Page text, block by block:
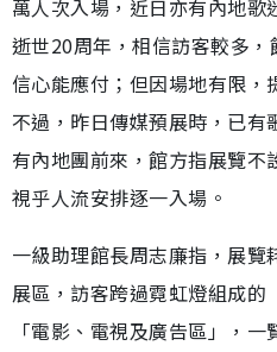
萬人次入場，近日亦有內地
逝世20周年，相信訪客較多
信心能應付；但因場地有限，
不過，昨日傳媒預展時，已有
有內地團前來，館方指展覽
視乎人流安排逐一入場。
一級助理館長周志廉指，展
展區，訪客跨過霓虹燈組成的
「電影、電視及廣告區」，